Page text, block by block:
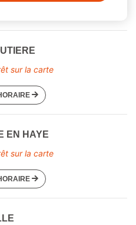
sur la carte
EN HAYE
sur la carte